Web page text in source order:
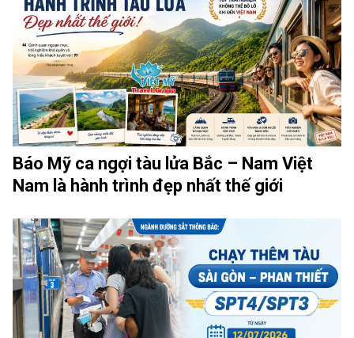
Báo Mỹ ca ngợi tàu lửa Bắc – Nam Việt
Nam là hành trình đẹp nhất thế giới